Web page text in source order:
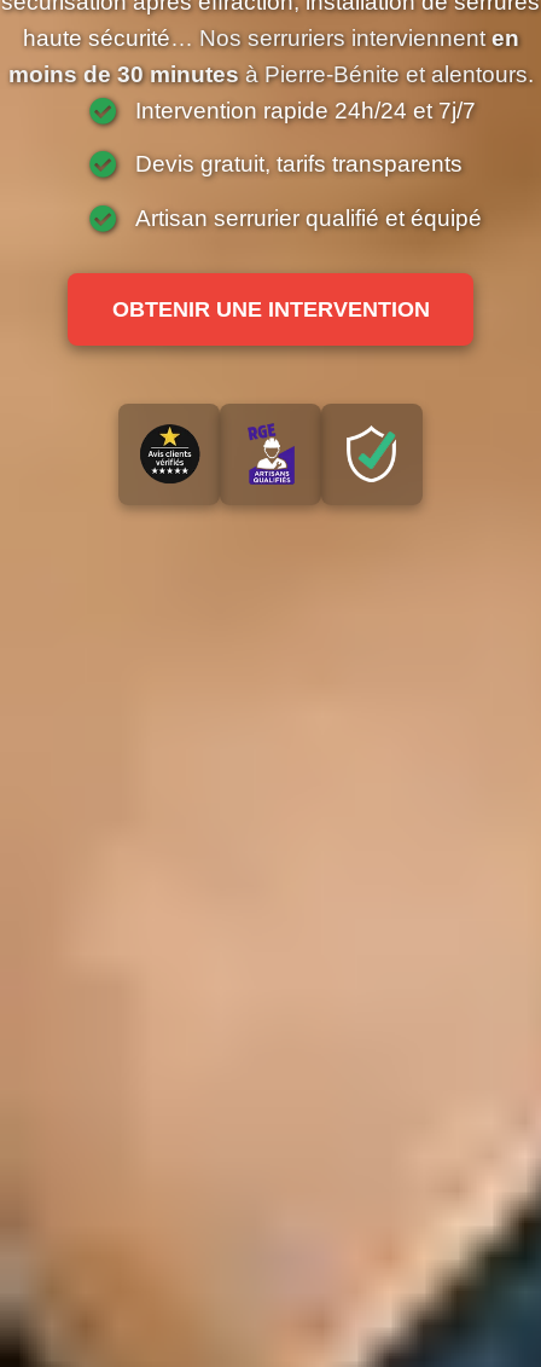
haute sécurité… Nos serruriers interviennenten
moins de 30 minutesà Pierre-Bénite et alentours.
Intervention rapide 24h/24 et 7j/7
Devis gratuit, tarifs transparents
Artisan serrurier qualifié et équipé
OBTENIR UNE INTERVENTION